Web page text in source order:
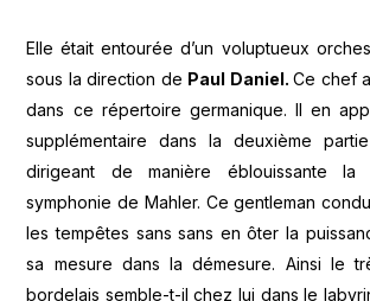
Elle était entourée d’un voluptueux
sous la direction de Paul Daniel.Ce chef
dans ce répertoire germanique. Il en
supplémentaire dans la deuxième
dirigeant de manière éblouissante la
symphonie de Mahler. Ce gentleman
les tempêtes sans sans en ôter la
sa mesure dans la démesure. Ainsi le
bordelais semble-t-il chez lui dans le